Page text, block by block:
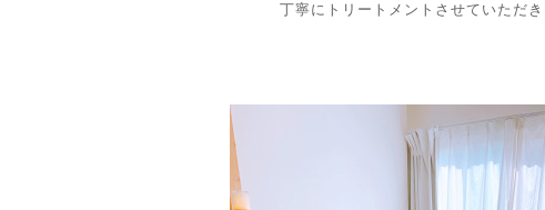
丁寧にトリートメントさせていただ